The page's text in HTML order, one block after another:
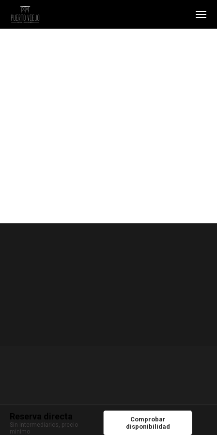
© 2020 Puerto Viejo Hotel Restorán. Derechos reservados
Reserva directa
Sin intermediarios, precio
mínimo
Comprobar
disponibilidad